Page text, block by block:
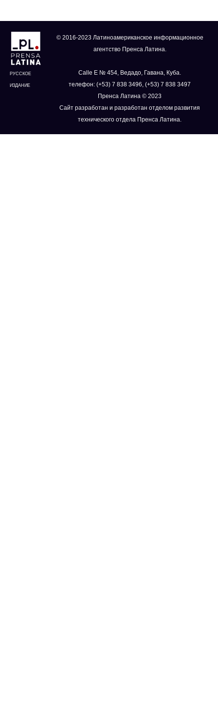
РУССКОЕ
ИЗДАНИЕ
© 2016-2023 Латиноамериканское информационное
агентство Пренса Латина.
Calle E № 454, Ведадо, Гавана, Куба.
телефон: (+53) 7 838 3496, (+53) 7 838 3497
Пренса Латина © 2023
Сайт разработан и разработан отделом развития
технического отдела Пренса Латина.